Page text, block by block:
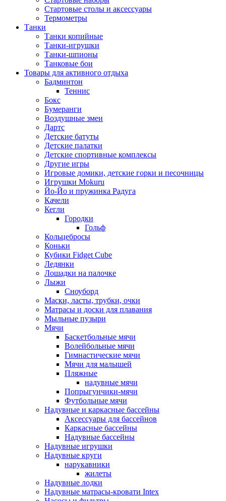
Стартовые столы и аксессуары
Термометры
Танки
Танки копийные
Танки-игрушки
Танки-шпионы
Танковые бои
Товары для активного отдыха
Бадминтон
Теннис
Бокс
Бумеранги
Воздушные змеи
Дартс
Детские батуты
Детские палатки
Детские спортивные комплексы
Другие игры
Игровые домики, детские горки и песочницы
Игрушки Mokuru
Йо-Йо и пружинка Радуга
Качели
Кегли
Городки
Гольф
Кольцебросы
Коньки
Кубики Fidget Cube
Ледянки
Лошадки на палочке
Лыжи
Сноуборд
Маски, ласты, трубки, очки
Матрасы и доски для плавания
Мыльные пузыри
Мячи
Баскетбольные мячи
Волейбольные мячи
Гимнастические мячи
Мячи для малышей
Пляжные
надувные мячи
Попрыгунчики-мячи
Футбольные мячи
Надувные и каркасные бассейны
Аксессуары для бассейнов
Каркасные бассейны
Надувные бассейны
Надувные игрушки
Надувные круги
нарукавники
жилеты
Надувные лодки
Надувные матрасы-кровати Intex